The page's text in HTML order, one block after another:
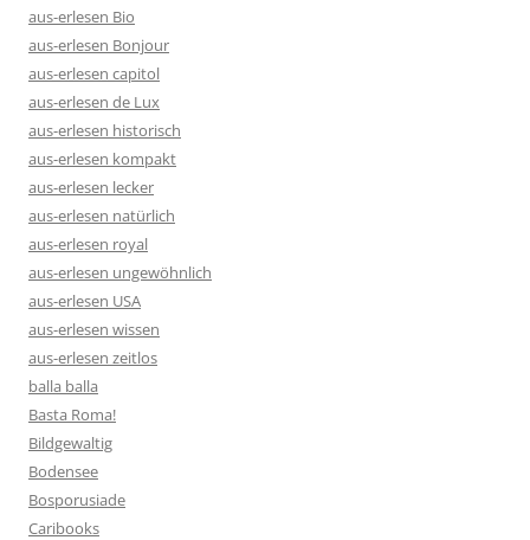
aus-erlesen Bio
aus-erlesen Bonjour
aus-erlesen capitol
aus-erlesen de Lux
aus-erlesen historisch
aus-erlesen kompakt
aus-erlesen lecker
aus-erlesen natürlich
aus-erlesen royal
aus-erlesen ungewöhnlich
aus-erlesen USA
aus-erlesen wissen
aus-erlesen zeitlos
balla balla
Basta Roma!
Bildgewaltig
Bodensee
Bosporusiade
Caribooks